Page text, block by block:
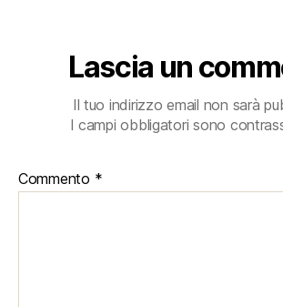
Lascia un
Il tuo indirizzo email non sarà
I campi obbligatori sono
Commento *